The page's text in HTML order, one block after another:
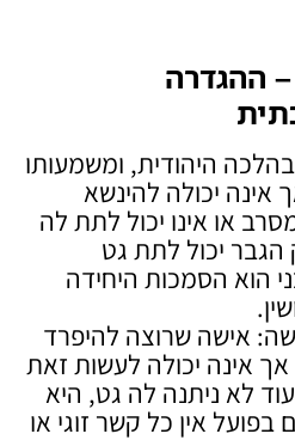
ההגדרה
היהודית, ומשמעותו
יכולה להינשא
או אינו יכול לתת לה
הגבר יכול לתת גט
הוא הסמכות היחידה
אישה שרוצה להיפרד
אינה יכולה לעשות זאת
לא ניתנה לה גט, היא
אין כל קשר זוגי או